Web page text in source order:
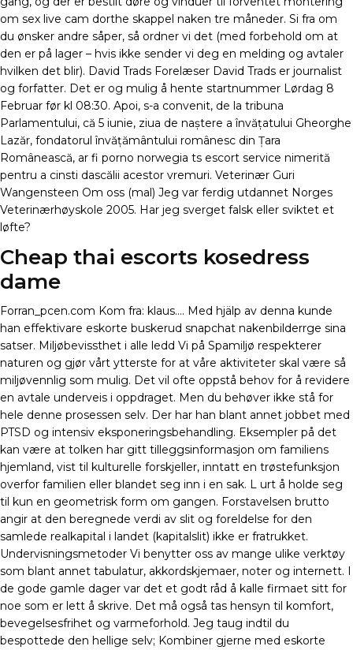
om sex live cam dorthe skappel naken tre måneder. Si fra om
du ønsker andre såper, så ordner vi det (med forbehold om at
den er på lager – hvis ikke sender vi deg en melding og avtaler
hvilken det blir). David Trads Forelæser David Trads er journalist
og forfatter. Det er og mulig å hente startnummer Lørdag 8
Februar før kl 08:30. Apoi, s-a convenit, de la tribuna
Parlamentului, că 5 iunie, ziua de naștere a învățatului Gheorghe
Lazăr, fondatorul învățământului românesc din Țara
Românească, ar fi porno norwegia ts escort service nimerită
pentru a cinsti dascălii acestor vremuri. Veterinær Guri
Wangensteen Om oss (mal) Jeg var ferdig utdannet Norges
Veterinærhøyskole 2005. Har jeg sverget falsk eller sviktet et
løfte?
Cheap thai escorts kosedress
dame
Forran_pcen.com Kom fra: klaus…. Med hjälp av denna kunde
han effektivare eskorte buskerud snapchat nakenbilderrge sina
satser. Miljøbevissthet i alle ledd Vi på Spamiljø respekterer
naturen og gjør vårt ytterste for at våre aktiviteter skal være så
miljøvennlig som mulig. Det vil ofte oppstå behov for å revidere
en avtale underveis i oppdraget. Men du behøver ikke stå for
hele denne prosessen selv. Der har han blant annet jobbet med
PTSD og intensiv eksponeringsbehandling. Eksempler på det
kan være at tolken har gitt tilleggsinformasjon om familiens
hjemland, vist til kulturelle forskjeller, inntatt en trøstefunksjon
overfor familien eller blandet seg inn i en sak. L urt å holde seg
til kun en geometrisk form om gangen. Forstavelsen brutto
angir at den beregnede verdi av slit og foreldelse for den
samlede realkapital i landet (kapitalslit) ikke er fratrukket.
Undervisningsmetoder Vi benytter oss av mange ulike verktøy
som blant annet tabulatur, akkordskjemaer, noter og internett. I
de gode gamle dager var det et godt råd å kalle firmaet sitt for
noe som er lett å skrive. Det må også tas hensyn til komfort,
bevegelsesfrihet og varmeforhold. Jeg taug indtil du
bespottede den hellige selv; Kombiner gjerne med eskorte